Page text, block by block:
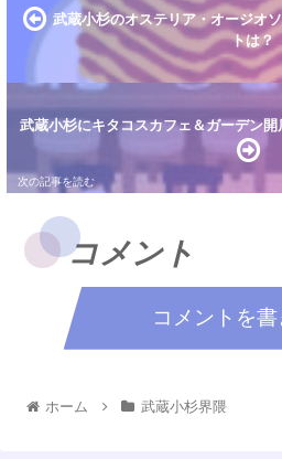
武蔵小杉のオステリア・オージオ
トは？
武蔵小杉にキタコスカフェ＆ガーデン
コメント
コメントを
ホーム 武蔵小杉界隈